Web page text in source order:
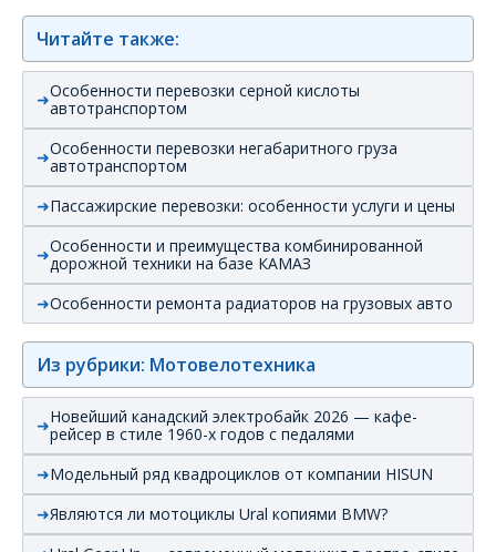
Читайте также:
Особенности перевозки серной кислоты
автотранспортом
Особенности перевозки негабаритного груза
автотранспортом
Пассажирские перевозки: особенности услуги и цены
Особенности и преимущества комбинированной
дорожной техники на базе КАМАЗ
Особенности ремонта радиаторов на грузовых авто
Из рубрики: Мотовелотехника
Новейший канадский электробайк 2026 — кафе-
рейсер в стиле 1960-х годов с педалями
Модельный ряд квадроциклов от компании HISUN
Являются ли мотоциклы Ural копиями BMW?